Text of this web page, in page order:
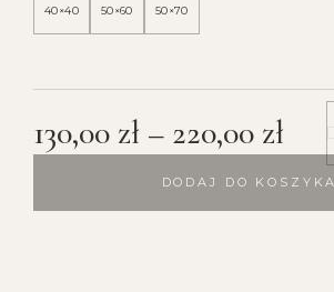
40×40 50×60 50×70
130,00 zł – 220,00 zł
DODAJ DO KOSZYKA